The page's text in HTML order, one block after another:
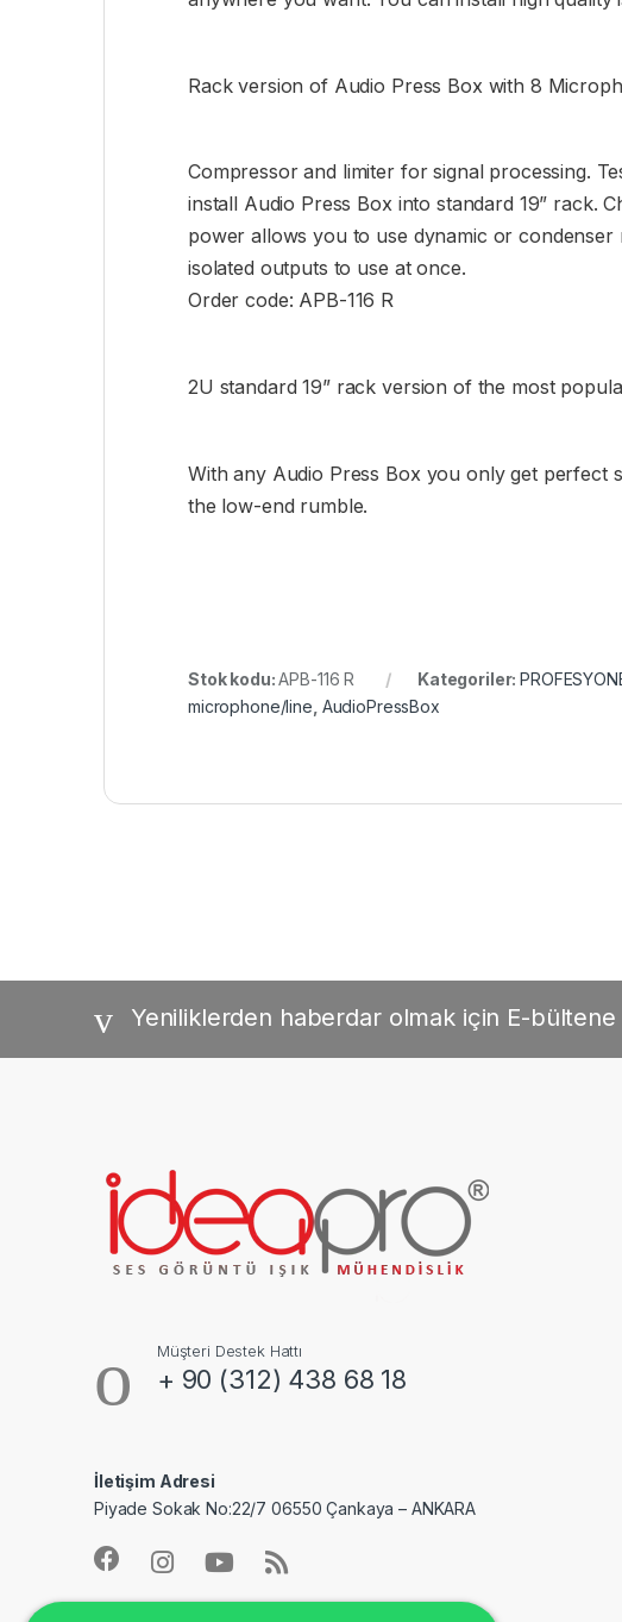
Rack version of Audio Press Box with 8
Compressor and limiter for signal processing.
install Audio Press Box into standard 19” rack.
power allows you to use dynamic or
isolated outputs to use at once.
Order code: APB-116 R
2U standard 19” rack version of the most
With any Audio Press Box you only get perfect
the low-end rumble.
Stok kodu:APB-116 R Kategoriler:
microphone/line AudioPressBox
Yeniliklerden haberdar olmak için E-bültene
Müşteri Destek Hattı
+ 90 (312) 438 68 18
İletişim Adresi
Piyade Sokak No:22/7 06550 Çankaya – ANKARA